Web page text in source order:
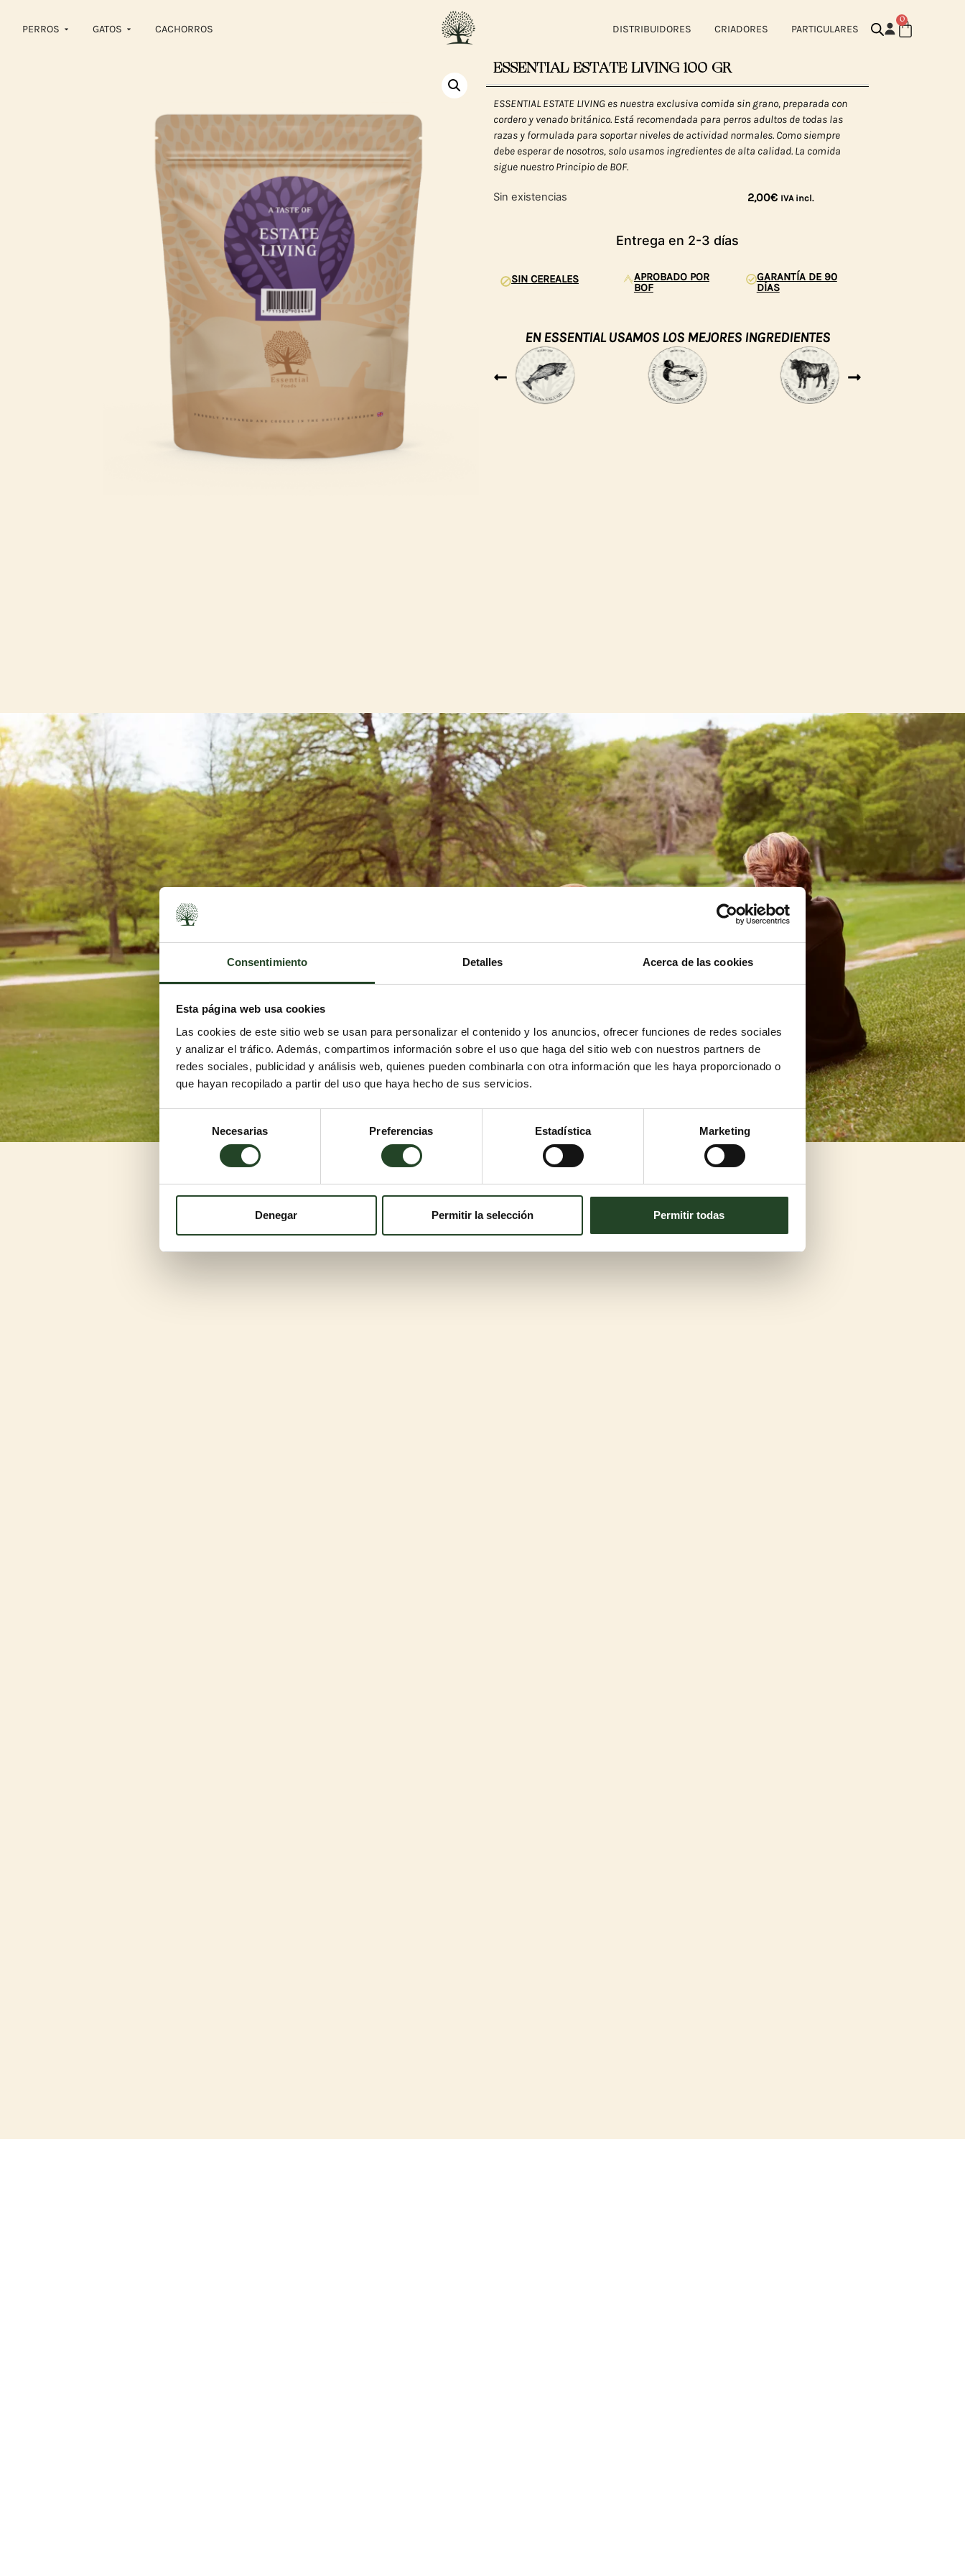
Consentimiento Detalles Acerca de las cookies
Esta página web usa cookies
Las cookies de este sitio web se usan para personalizar el contenido y los anuncios, ofrecer funciones de redes sociales
y analizar el tráfico. Además, compartimos información sobre el uso que haga del sitio web con nuestros partners de
redes sociales, publicidad y análisis web, quienes pueden combinarla con otra información que les haya proporcionado o
que hayan recopilado a partir del uso que haya hecho de sus servicios.
consentimiento
Necesarias Preferencias Estadística Marketing
Denegar Permitir la selección Permitir todas
PERROS GATOS CACHORROS DISTRIBUIDORES CRIADORES PARTICULARES
0
ESSENTIAL ESTATE LIVING 100 GR
ESSENTIAL ESTATE LIVING es nuestra exclusiva comida sin grano, preparada con
cordero y venado británico. Está recomendada para perros adultos de todas las
razas y formulada para soportar niveles de actividad normales. Como siempre
debe esperar de nosotros, solo usamos ingredientes de alta calidad. La comida
sigue nuestro Principio de BOF.
Sin existencias 2,00€ IVA incl.
Entrega en 2-3 días
SIN CEREALES
APROBADO POR
BOF
GARANTÍA DE 90
DÍAS
EN ESSENTIAL USAMOS LOS MEJORES INGREDIENTES